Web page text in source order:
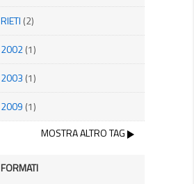
RIETI (2)
2002(1)
2003 (1)
2009 (1)
MOSTRA ALTRO TAG
FORMATI